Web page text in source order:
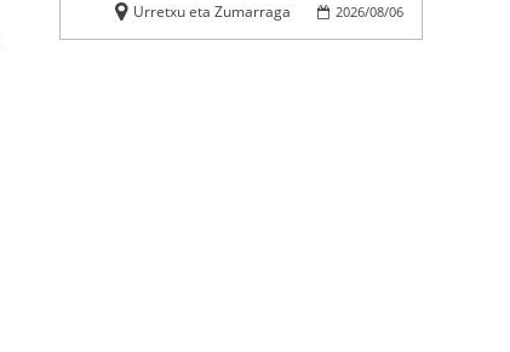
2026/08/06
Urretxu eta Zumarraga